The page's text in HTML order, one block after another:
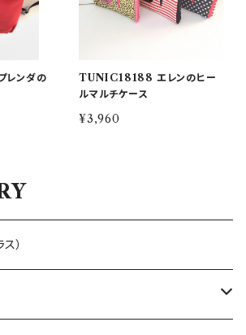
レンダの
TUNIC18188 エレンのヒー
ルマルチケース
¥3,960
）